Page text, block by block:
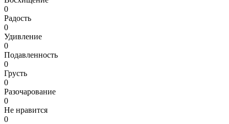
0
Радость
0
Удивление
0
Подавленность
0
Грусть
0
Разочарование
0
Не нравится
0